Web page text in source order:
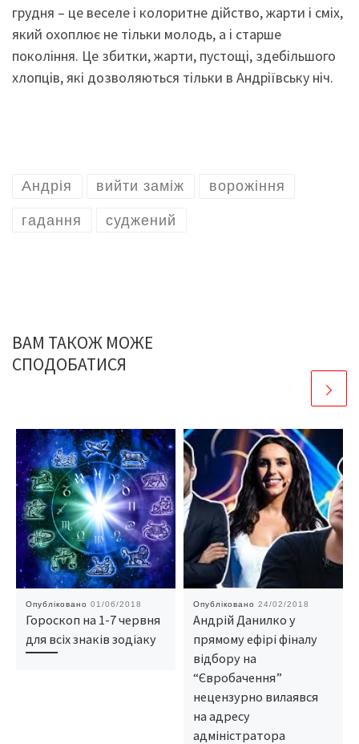
грудня – це веселе і колоритне дійство, жарти і сміх,
який охоплює не тільки молодь, а і старше
покоління. Це збитки, жарти, пустощі, здебільшого
хлопців, які дозволяються тільки в Андріївську ніч.
Андрія вийти заміж ворожіння
гадання суджений
ВАМ ТАКОЖ МОЖЕ
СПОДОБАТИСЯ
Опубліковано 01/06/2018
Гороскоп на 1-7 червня
для всіх знаків зодіаку
Опубліковано 24/02/2018
Андрій Данилко у
прямому ефірі фіналу
відбору на
“Євробачення”
нецензурно вилаявся
на адресу
адміністратора